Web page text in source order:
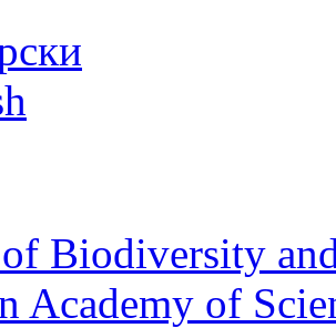
Biodiversity
Academy of